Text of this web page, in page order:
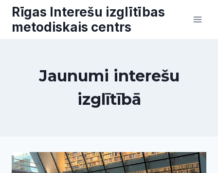
Skip
content
Rīgas Interešu izglītības
metodiskais centrs
Jaunumi interešu
izglītībā